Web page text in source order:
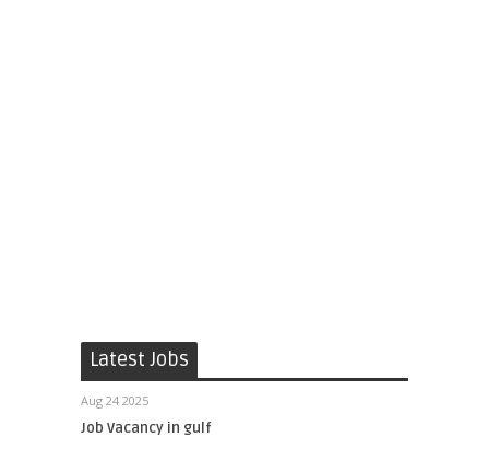
Latest Jobs
Aug 24 2025
Job Vacancy in gulf